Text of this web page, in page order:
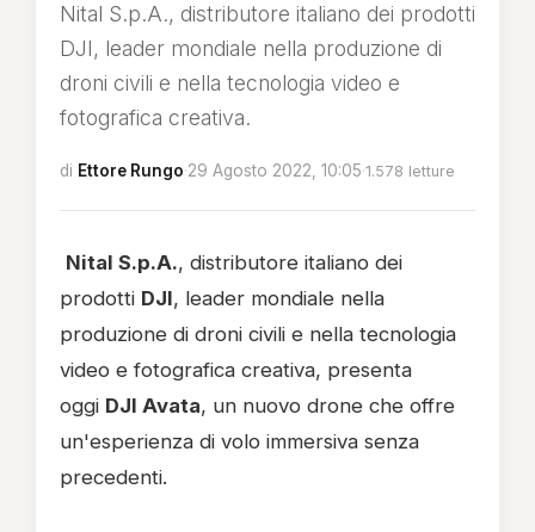
Nital S.p.A., distributore italiano dei prodotti
DJI, leader mondiale nella produzione di
droni civili e nella tecnologia video e
fotografica creativa.
di Ettore Rungo·29 Agosto 2022, 10:05·1.578 letture
Nital S.p.A., distributore italiano dei
prodotti DJI, leader mondiale nella
produzione di droni civili e nella tecnologia
video e fotografica creativa, presenta
oggi DJI Avata, un nuovo drone che offre
un'esperienza di volo immersiva senza
precedenti.